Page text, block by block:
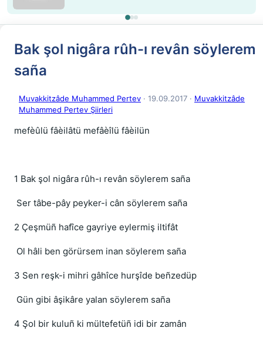
Bak şol nigâra rûh-ı revân söylerem
saña
Muvakkitzâde Muhammed Pertev · 19.09.2017 · Muvakkitzâde
Muhammed Pertev Şiirleri
mefèûlü fâèilâtü mefâèîlü fâèilün
1 Bak şol nigâra rûh-ı revân söylerem saña
Ser tâbe-pây peyker-i cân söylerem saña
2 Çeşmüñ hafîce gayriye eylermiş iltifât
Ol hâli ben görürsem inan söylerem saña
3 Sen reşk-i mihri gâhîce hurşîde beñzedüp
Gün gibi âşikâre yalan söylerem saña
4 Şol bir kuluñ ki mültefetüñ idi bir zamân